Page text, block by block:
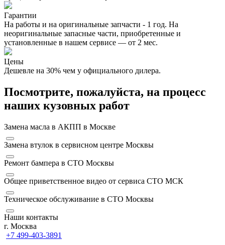
Гарантии
На работы и на оригинальные запчасти - 1 год. На
неоригинальные запасные части, приобретенные и
установленные в нашем сервисе — от 2 мес.
Цены
Дешевле на 30% чем у официального дилера.
Посмотрите, пожалуйста, на процесс
наших кузовных работ
Замена масла в АКПП в Москве
Замена втулок в сервисном центре Москвы
Ремонт бампера в СТО Москвы
Общее приветственное видео от сервиса СТО МСК
Техническое обслуживание в СТО Москвы
Наши контакты
г. Москва
+7 499-403-3891